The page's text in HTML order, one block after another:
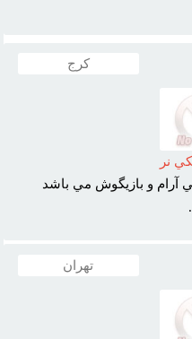
کرج
نر
آرام و بازيگوش مي باشد
تهران